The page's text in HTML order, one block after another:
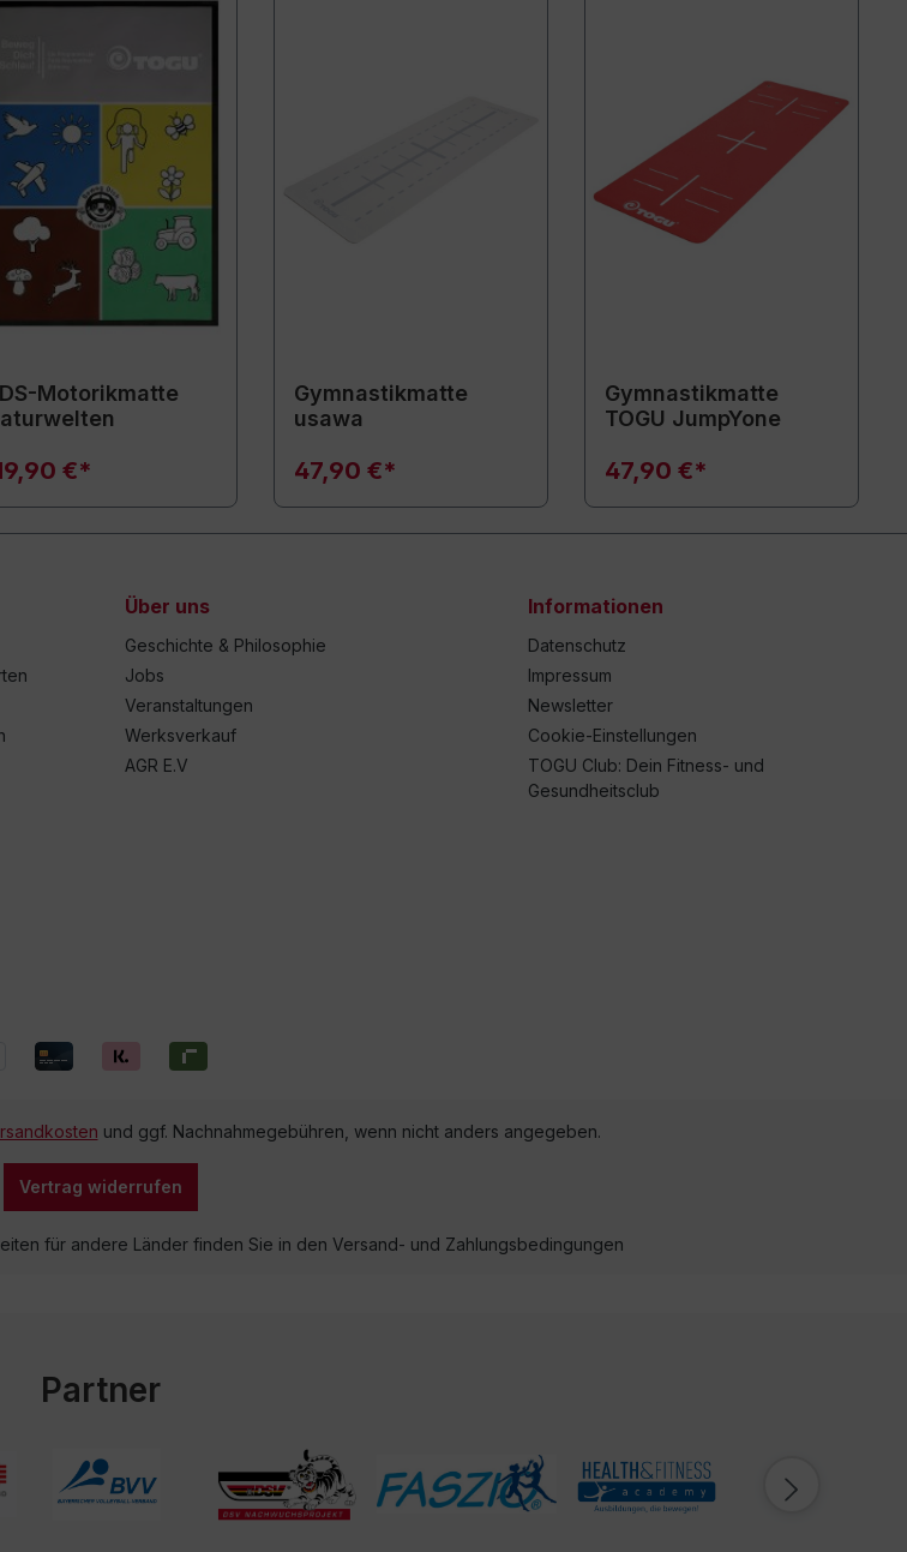
Motorikmatte
€*
Gymnastikmatte
usawa
47,90 €*
Gymnastikmatte
TOGU JumpYone
47,90 €*
Über uns
Geschichte & Philosophie
Jobs
Veranstaltungen
Werksverkauf
AGR E.V
Informationen
Datenschutz
Impressum
Newsletter
Cookie-Einstellungen
TOGU Club: Dein Fitness- und
Gesundheitsclub
und ggf. Nachnahmegebühren, wenn nicht anders angegeben.
Vertrag widerrufen
für andere Länder finden Sie in den Versand- und Zahlungsbedingungen
Partner